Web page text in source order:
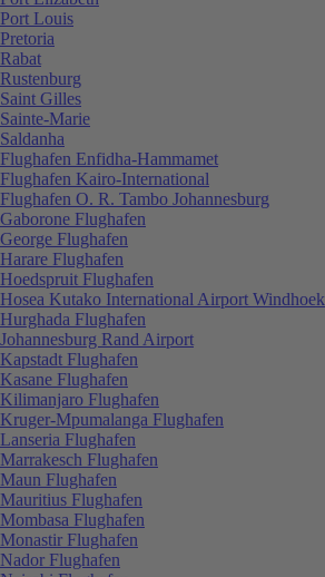
Port Louis
Pretoria
Rabat
Rustenburg
Saint Gilles
Sainte-Marie
Saldanha
Flughafen Enfidha-Hammamet
Flughafen Kairo-International
Flughafen O. R. Tambo Johannesburg
Gaborone Flughafen
George Flughafen
Harare Flughafen
Hoedspruit Flughafen
Hosea Kutako International Airport Windhoek
Hurghada Flughafen
Johannesburg Rand Airport
Kapstadt Flughafen
Kasane Flughafen
Kilimanjaro Flughafen
Kruger-Mpumalanga Flughafen
Lanseria Flughafen
Marrakesch Flughafen
Maun Flughafen
Mauritius Flughafen
Mombasa Flughafen
Monastir Flughafen
Nador Flughafen